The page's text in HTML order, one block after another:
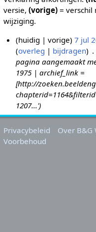
versie, (vorige)= verschil
wijziging.
1
1
huidig vorige 7 jul
overleg
bijdragen
pagina aangemaakt
1975 | archief_link =
[http://
1207...'
Privacybeleid
Over B&G
Voorbehoud